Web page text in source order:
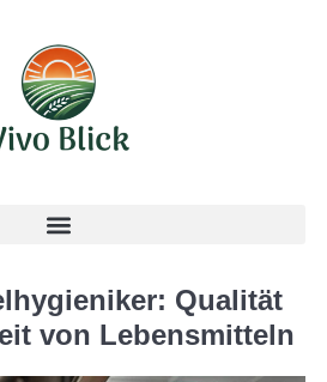
Qualität
von Lebensmitteln